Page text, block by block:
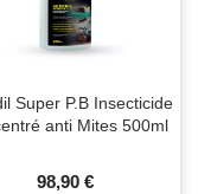
Super P.B Insecticide
anti Mites 500ml
98,90 €